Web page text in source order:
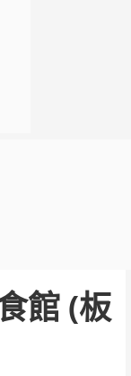
館 (板